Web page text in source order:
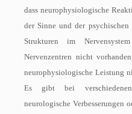
dass neurophysiologische
der Sinne und der
Strukturen im
Nervenzentren nicht
neurophysiologische Leistung
Es gibt bei verschiedenen
neurologische Verbesserungen